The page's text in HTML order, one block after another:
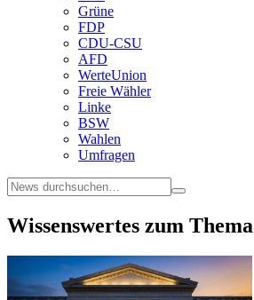
Grüne
FDP
CDU-CSU
AFD
WerteUnion
Freie Wähler
Linke
BSW
Wahlen
Umfragen
Wissenswertes zum Thema